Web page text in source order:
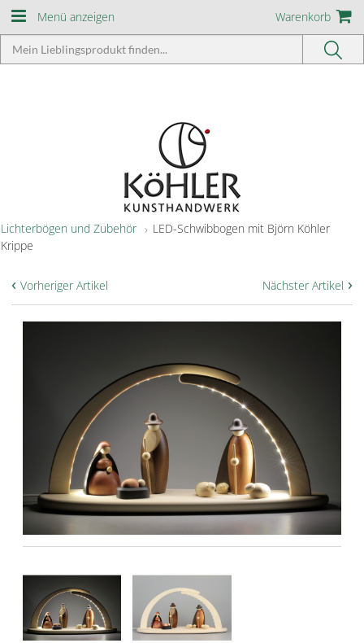
Menü anzeigen Warenkorb
Lichterbögen und Zubehör
LED-Schwibbogen mit Björn Köhler
Krippe
Nächster Artikel ›
‹ Vorheriger Artikel